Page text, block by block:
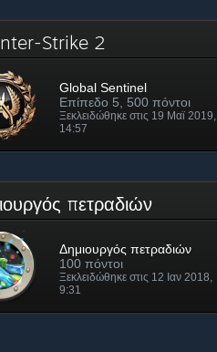
Strike 2
Global Sentinel
Επίπεδο 5, 500 πόντοι
Ξεκλειδώθηκε στις 19 Μαϊ 2019,
14:57
πετραδιών
Δημιουργός πετραδιών
100 πόντοι
Ξεκλειδώθηκε στις 12 Ιαν 2018,
9:31